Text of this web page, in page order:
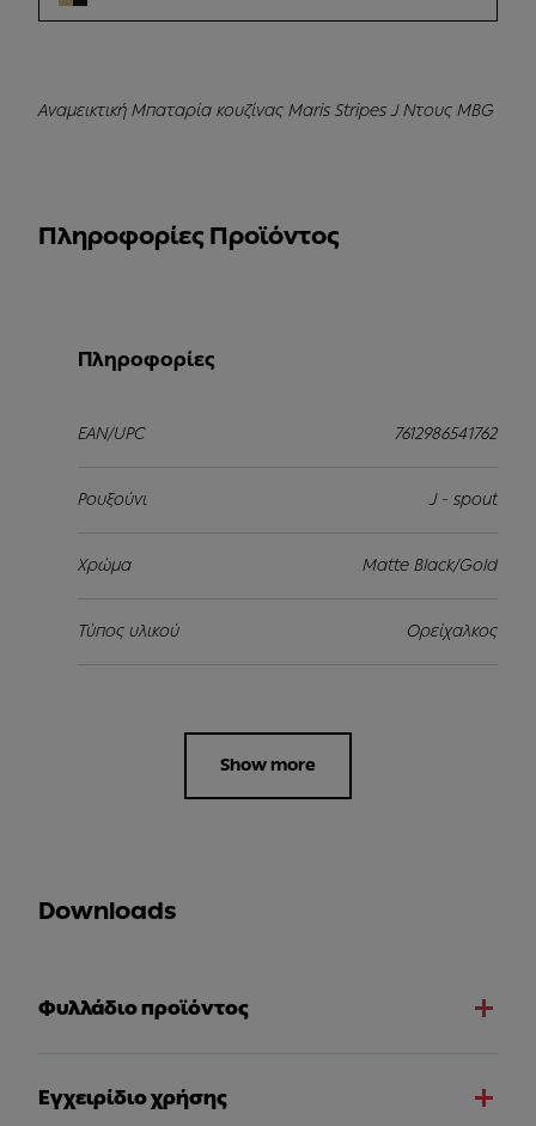
Αναμεικτική Μπαταρία κουζίνας Maris Stripes J Ντους MBG
Πληροφορίες Προϊόντος
Πληροφορίες
EAN/UPC 7612986541762
Ρουξούνι J - spout
Χρώμα Matte Black/Gold
Τύπος υλικού Ορείχαλκος
Show more
Downloads
Φυλλάδιο προϊόντος
Εγχειρίδιο χρήσης